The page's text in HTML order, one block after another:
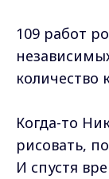
109 работ
количество
Когда-то
рисовать,
И спустя